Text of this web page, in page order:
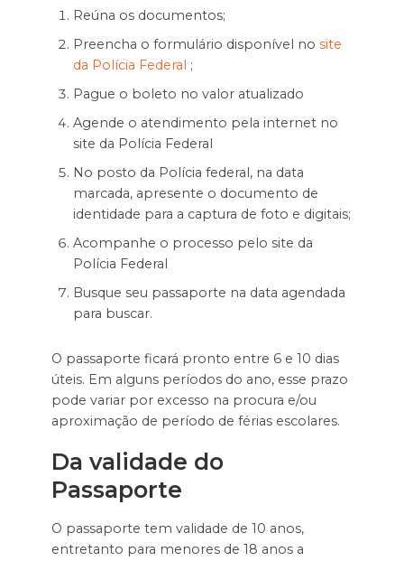
Reúna os documentos;
Preencha o formulário disponível no site
da Polícia Federal ;
Pague o boleto no valor atualizado
Agende o atendimento pela internet no
site da Polícia Federal
No posto da Polícia federal, na data
marcada, apresente o documento de
identidade para a captura de foto e digitais;
Acompanhe o processo pelo site da
Polícia Federal
Busque seu passaporte na data agendada
para buscar.
O passaporte ficará pronto entre 6 e 10 dias
úteis. Em alguns períodos do ano, esse prazo
pode variar por excesso na procura e/ou
aproximação de período de férias escolares.
Da validade do
Passaporte
O passaporte tem validade de 10 anos,
entretanto para menores de 18 anos a